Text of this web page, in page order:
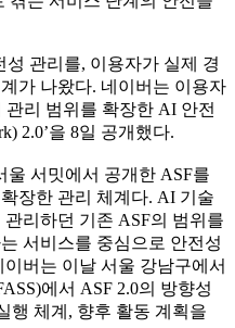
관리를, 이용자가 실제 경
가 나왔다. 네이버는 이용자
리 범위를 확장한 AI 안전
2.0’을 8일 공개했다.
울 서밋에서 공개한 ASF를
장한 관리 체계다. AI 기술
리하던 기존 ASF의 범위를
서비스를 중심으로 안전성
버는 이날 서울 강남구에서
에서 ASF 2.0의 방향성
행 체계, 향후 활동 계획을